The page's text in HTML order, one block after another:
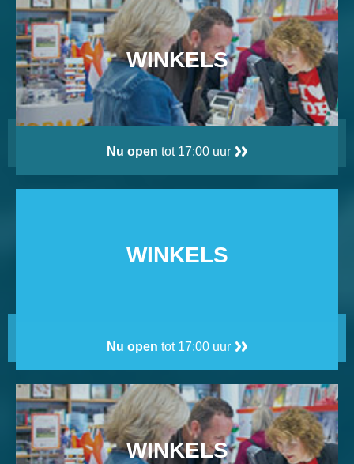
WINKELS
Nu open tot 17:00 uur
WINKELS
Nu open tot 17:00 uur
WINKELS